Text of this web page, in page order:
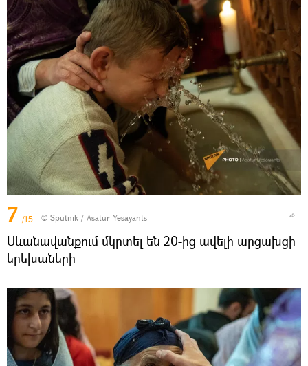
7 /15 © Sputnik / Asatur Yesayants
Սևանավանքում մկրտել են 20-ից ավելի արցախցի
երեխաների